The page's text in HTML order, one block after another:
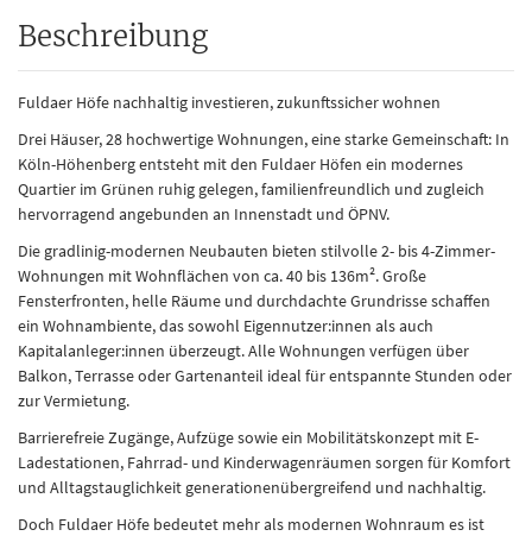
Beschreibung
Fuldaer Höfe nachhaltig investieren, zukunftssicher wohnen
Drei Häuser, 28 hochwertige Wohnungen, eine starke Gemeinschaft: In
Köln-Höhenberg entsteht mit den Fuldaer Höfen ein modernes
Quartier im Grünen ruhig gelegen, familienfreundlich und zugleich
hervorragend angebunden an Innenstadt und ÖPNV.
Die gradlinig-modernen Neubauten bieten stilvolle 2- bis 4-Zimmer-
Wohnungen mit Wohnflächen von ca. 40 bis 136m². Große
Fensterfronten, helle Räume und durchdachte Grundrisse schaffen
ein Wohnambiente, das sowohl Eigennutzer:innen als auch
Kapitalanleger:innen überzeugt. Alle Wohnungen verfügen über
Balkon, Terrasse oder Gartenanteil ideal für entspannte Stunden oder
zur Vermietung.
Barrierefreie Zugänge, Aufzüge sowie ein Mobilitätskonzept mit E-
Ladestationen, Fahrrad- und Kinderwagenräumen sorgen für Komfort
und Alltagstauglichkeit generationenübergreifend und nachhaltig.
Doch Fuldaer Höfe bedeutet mehr als modernen Wohnraum es ist